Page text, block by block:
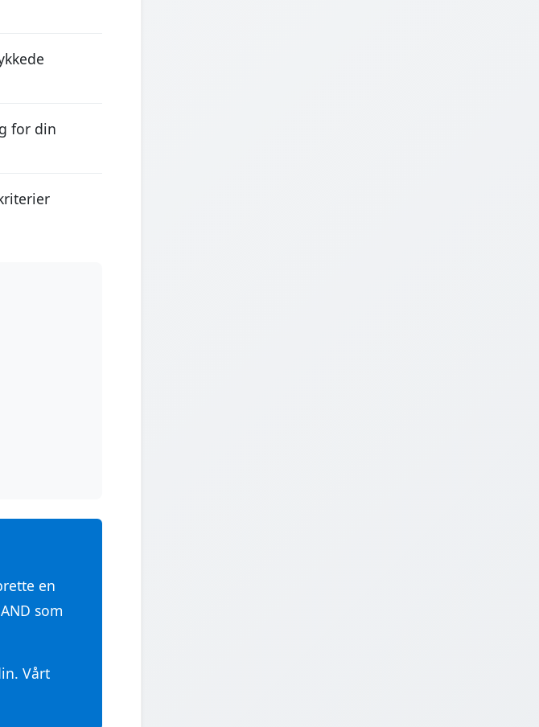
for din
en
som
Vårt